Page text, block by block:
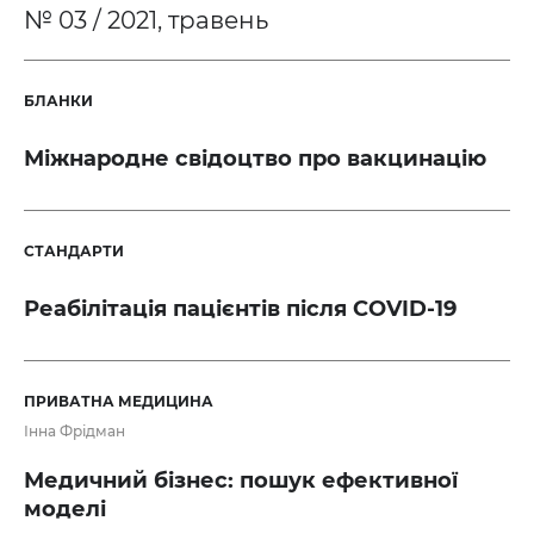
№ 03 / 2021, травень
БЛАНКИ
Міжнародне свідоцтво про вакцинацію
СТАНДАРТИ
Реабілітація пацієнтів після COVID-19
ПРИВАТНА МЕДИЦИНА
Інна Фрідман
Медичний бізнес: пошук ефективної
моделі